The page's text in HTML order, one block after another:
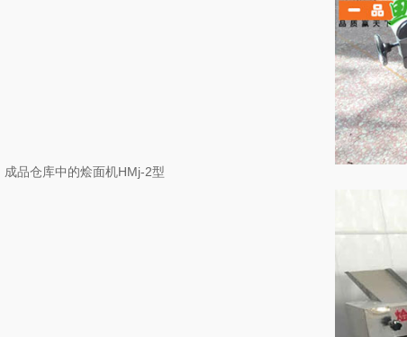
成品仓库中的烩面机HMj-2型